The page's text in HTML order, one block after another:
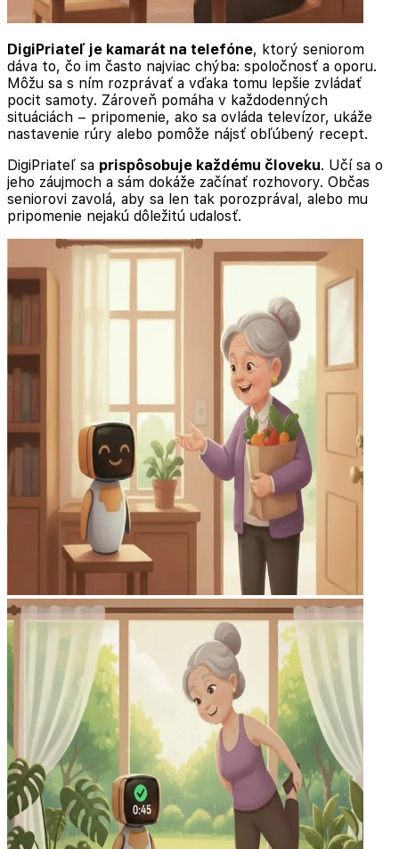
DigiPriateľ je kamarát na telefóne, ktorý seniorom
dáva to, čo im často najviac chýba: spoločnosť a oporu.
Môžu sa s ním rozprávať a vďaka tomu lepšie zvládať
pocit samoty. Zároveň pomáha v každodenných
situáciách – pripomenie, ako sa ovláda televízor, ukáže
nastavenie rúry alebo pomôže nájsť obľúbený recept.
DigiPriateľ sa prispôsobuje každému človeku. Učí sa o
jeho záujmoch a sám dokáže začínať rozhovory. Občas
seniorovi zavolá, aby sa len tak porozprával, alebo mu
pripomenie nejakú dôležitú udalosť.